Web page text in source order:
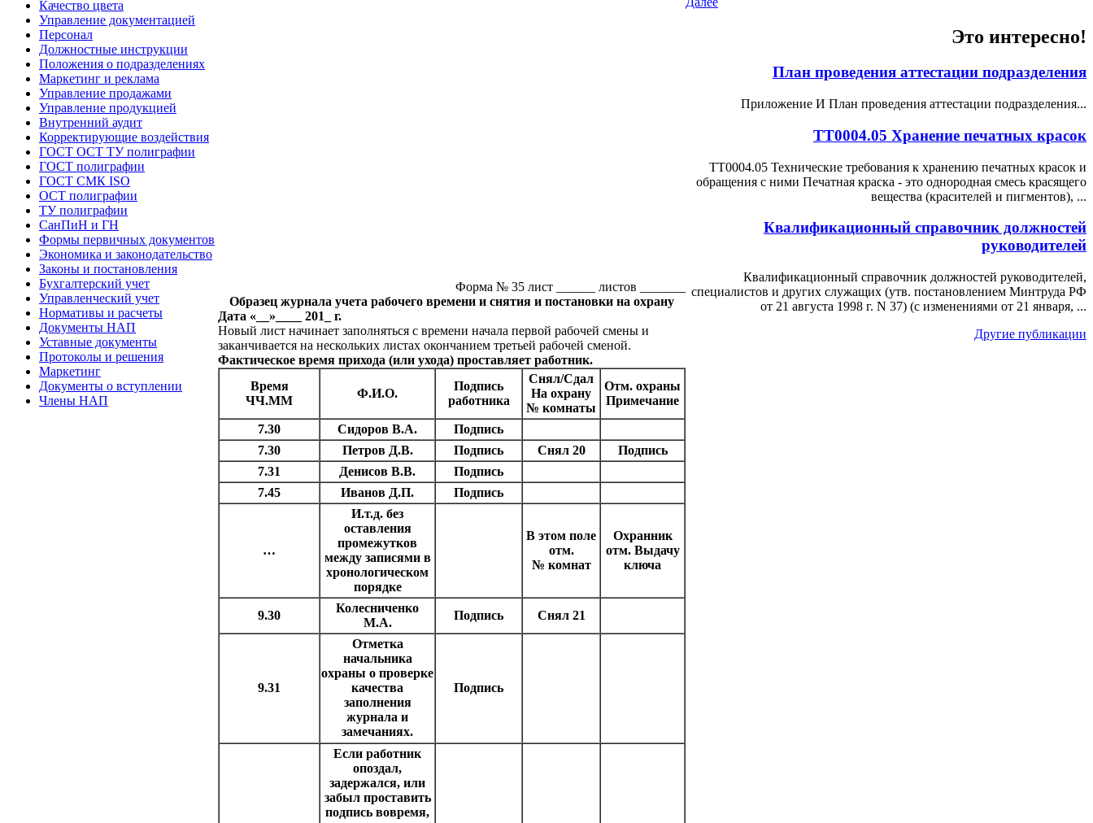
Качество цвета
Управление документацией
Персонал
Должностные инструкции
Положения о подразделениях
Маркетинг и реклама
Управление продажами
Управление продукцией
Внутренний аудит
Корректирующие воздействия
ГОСТ ОСТ ТУ полиграфии
ГОСТ полиграфии
ГОСТ СМК ISO
ОСТ полиграфии
ТУ полиграфии
СанПиН и ГН
Формы первичных документов
Экономика и законодательство
Законы и постановления
Бухгалтерский учет
Управленческий учет
Нормативы и расчеты
Документы НАП
Уставные документы
Протоколы и решения
Маркетинг
Документы о вступлении
Члены НАП
Форма № 35 лист ______ листов _______
Образец журнала учета рабочего времени и снятия и постановки на охрану
Дата «__»____ 201_ г.
Новый лист начинает заполняться с времени начала первой рабочей смены и
заканчивается на нескольких листах окончанием третьей рабочей сменой.
Фактическое время прихода (или ухода) проставляет работник.
Время
ЧЧ.ММ
Ф.И.О.
Подпись
работника
Снял/Сдал
На охрану
№ комнаты
Отм. охраны
Примечание
7.30 Сидоров В.А.
Подпись
7.30
Петров Д.В. Подпись Снял 20
Подпись
7.31
Денисов В.В.
Подпись
7.45
Иванов Д.П. Подпись
…
И.т.д. без
оставления
промежутков
между записями в
хронологическом
порядке
В этом поле
отм.
№ комнат
Охранник
отм. Выдачу
ключа
9.30
Колесниченко
М.А.
Подпись Снял 21
9.31
Отметка
начальника
охраны о проверке
качества
заполнения
журнала и
замечаниях.
Подпись
Если работник
опоздал,
задержался, или
забыл проставить
подпись вовремя,
Это интересно!
План проведения аттестации подразделения
Приложение И План проведения аттестации подразделения...
ТТ0004.05 Хранение печатных красок
ТТ0004.05 Технические требования к хранению печатных красок и
обращения с ними Печатная краска - это однородная смесь красящего
вещества (красителей и пигментов), ...
Квалификационный справочник должностей
руководителей
Квалификационный справочник должностей руководителей,
специалистов и других служащих (утв. постановлением Минтруда РФ
от 21 августа 1998 г. N 37) (с изменениями от 21 января, ...
Другие публикации